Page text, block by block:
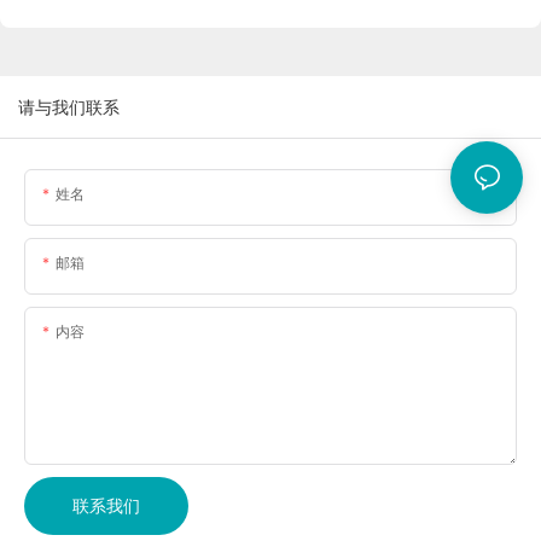
请与我们联系
姓名
邮箱
内容
联系我们